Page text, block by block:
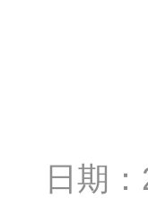
日期：